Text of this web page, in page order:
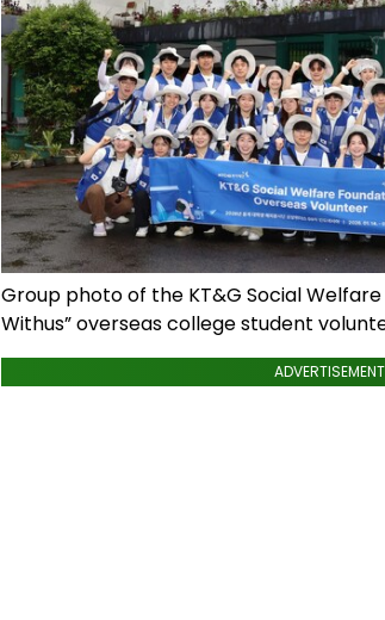
Group photo of the KT&G Social Welfare
Withus” overseas college student
ADVERTISEMENT